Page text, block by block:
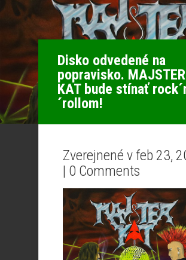
Disko odvedené na
popravisko. MAJSTER
KAT bude stínať
´rollom!
Zverejnené v feb 23,
| 0 Comments